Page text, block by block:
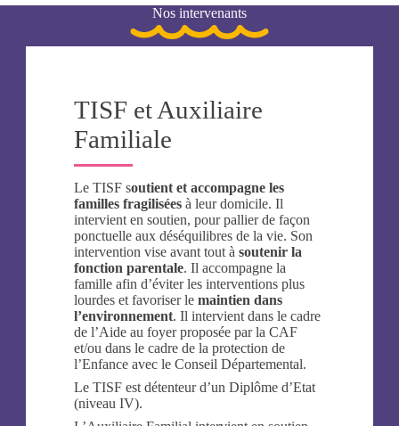
Nos intervenants
TISF et Auxiliaire
Familiale
Le TISF soutient et accompagne les
familles fragilisées à leur domicile. Il
intervient en soutien, pour pallier de façon
ponctuelle aux déséquilibres de la vie. Son
intervention vise avant tout à soutenir la
fonction parentale. Il accompagne la
famille afin d’éviter les interventions plus
lourdes et favoriser lemaintien dans
l’environnement. Il intervient dans le cadre
de l’Aide au foyer proposée par la CAF
et/ou dans le cadre de la protection de
l’Enfance avec le Conseil Départemental.
Le TISF est détenteur d’un Diplôme d’Etat
(niveau IV).